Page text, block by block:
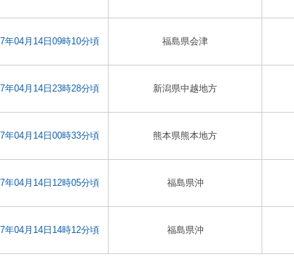
年04月14日09時10分頃 福島県会津
年04月14日23時28分頃 新潟県中越地方
年04月14日00時33分頃 熊本県熊本地方
年04月14日12時05分頃 福島県沖
年04月14日14時12分頃 福島県沖